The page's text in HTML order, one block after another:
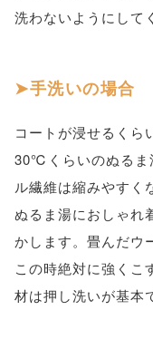
洗わないようにして
手洗いの場合
コートが浸せるくら
30℃くらいのぬるま
ル繊維は縮みやすく
ぬるま湯におしゃれ
かします。畳んだウ
この時絶対に強くこ
材は押し洗いが基本